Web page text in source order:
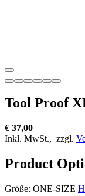
Tool Proof
€ 37,00
Inkl. MwSt., zzgl.
Product
Größe: ONE-SIZE